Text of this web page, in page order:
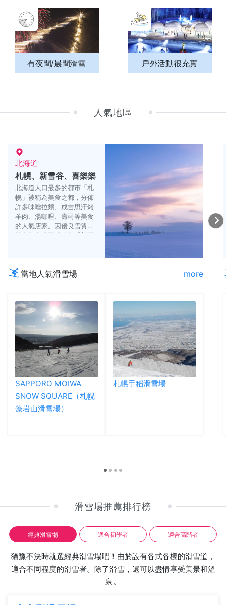
有夜間/晨間滑雪 戶外活動很充實
人氣地區
北海道
札幌、新雪谷、喜樂樂
北海道人口最多的都市「札
幌」被稱為美食之都，分佈
許多味噌拉麵、成吉思汗烤
羊肉、湯咖哩、壽司等美食
的人氣店家。因優良雪質而
擁有許多外國粉絲的「新雪
當地人氣滑雪場 more
SAPPORO MOIWA
SNOW SQUARE（札幌
藻岩山滑雪場）
札幌手稻滑雪場
滑雪場推薦排行榜
經典滑雪場 適合初學者 適合高階者
猶豫不決時就選經典滑雪場吧！由於設有各式各樣的滑雪道，
適合不同程度的滑雪者。除了滑雪，還可以盡情享受美景和溫
泉。